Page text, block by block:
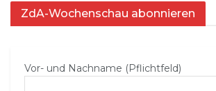
ZdA-Wochenschau abonnieren
Vor- und Nachname (Pflichtfeld)